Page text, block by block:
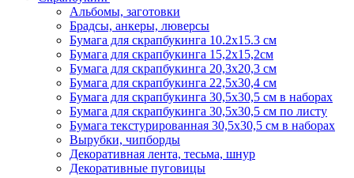
Альбомы, заготовки
Брадсы, анкеры, люверсы
Бумага для скрапбукинга 10.2х15.3 см
Бумага для скрапбукинга 15,2х15,2см
Бумага для скрапбукинга 20,3х20,3 см
Бумага для скрапбукинга 22,5х30,4 см
Бумага для скрапбукинга 30,5х30,5 см в наборах
Бумага для скрапбукинга 30,5х30,5 см по листу
Бумага текстурированная 30,5х30,5 см в наборах
Вырубки, чипборды
Декоративная лента, тесьма, шнур
Декоративные пуговицы